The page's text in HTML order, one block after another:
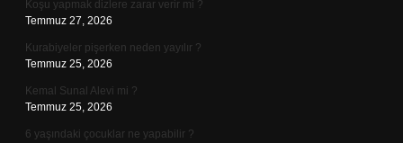
Koşu yapmak dizlere zarar verir mi ?
Temmuz 27, 2026
Kurabiyeler pişerken neden yayılır ?
Temmuz 25, 2026
Kemal Sunal Alevi mi ?
Temmuz 25, 2026
6 yaşındaki çocuklar ne yapabilir ?